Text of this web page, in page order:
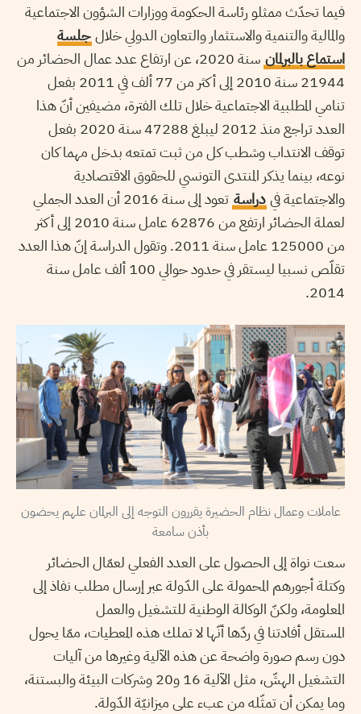
فيما تحدّث ممثلو رئاسة الحكومة ووزارات الشؤون الاجتماعية
والمالية والتنمية والاستثمار والتعاون الدولي خلال جلسة
استماع بالبرلمان
سنة 2020، عن ارتفاع عدد عمال الحضائر من
21944 سنة 2010 إلى أكثر من 77 ألف في 2011 بفعل
تنامي المطلبية الاجتماعية خلال تلك الفترة، مضيفين أنّ هذا
العدد تراجع منذ 2012 ليبلغ 47288 سنة 2020 بفعل
توقف الانتداب وشطب كل من ثبت تمتعه بدخل مهما كان
نوعه، بينما يذكر المنتدى التونسي للحقوق الاقتصادية
والاجتماعية في دراسة
تعود إلى سنة 2016 أن العدد الجملي
لعملة الحضائر ارتفع من 62876 عامل سنة 2010 إلى أكثر
من 125000 عامل سنة 2011. وتقول الدراسة إنّ هذا العدد
تقلّص نسبيا ليستقر في حدود حوالي 100 ألف عامل سنة
2014.
عاملات وعمال نظام الحضيرة يقررون التوجه إلى البرلمان علهم يحضون
بأذن سامعة
سعت نواة إلى الحصول على العدد الفعلي لعمّال الحضائر
وكتلة أجورهم المحمولة على الدّولة عبر إرسال مطلب نفاذ إلى
المعلومة، ولكنّ الوكالة الوطنية للتشغيل والعمل
المستقل أفادتنا في ردّها أنّها لا تملك هذه المعطيات، ممّا يحول
دون رسم صورة واضحة عن هذه الآلية وغيرها من آليات
التشغيل الهشّ، مثل الآلية 16 و20 وشركات البيئة والبستنة،
وما يمكن أن تمثّله من عبء على ميزانيّة الدّولة.